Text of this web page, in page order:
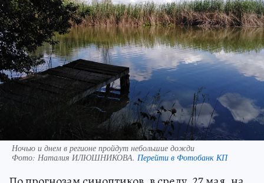
Ночью и днем в регионе пройдут небольшие дожди
Фото: Наталия ИЛЮШНИКОВА. Перейти в Фотобанк КП